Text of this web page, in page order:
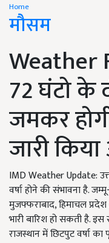
Home
मौसम
Weather
72 घंटो के
जमकर
जारी
IMD Weather Update:
वर्षा होने की संभावना है.
मुजफ्फराबाद, हिमाचल
भारी बारिश हो सकती है.
राजस्थान में छिटपुट वर्षा का